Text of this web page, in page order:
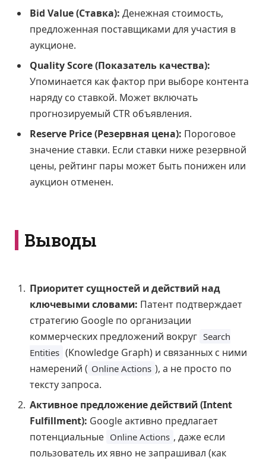
Bid Value (Ставка): Денежная стоимость,
предложенная поставщиками для участия в
аукционе.
Quality Score (Показатель качества):
Упоминается как фактор при выборе контента
наряду со ставкой. Может включать
прогнозируемый CTR объявления.
Reserve Price (Резервная цена): Пороговое
значение ставки. Если ставки ниже резервной
цены, рейтинг пары может быть понижен или
аукцион отменен.
Выводы
Приоритет сущностей и действий над
ключевыми словами: Патент подтверждает
стратегию Google по организации
коммерческих предложений вокруг Search
Entities (Knowledge Graph) и связанных с ними
намерений ( Online Actions ), а не просто по
тексту запроса.
Активное предложение действий (Intent
Fulfillment): Google активно предлагает
потенциальные Online Actions , даже если
пользователь их явно не запрашивал (как